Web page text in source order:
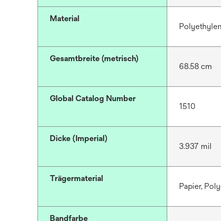
Material
Polyethylen
Gesamtbreite (metrisch)
68.58 cm
Global Catalog Number
1510
Dicke (Imperial)
3.937 mil
Trägermaterial
Papier,
Bandfarbe